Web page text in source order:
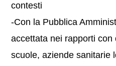
contesti
-Con la Pubblica
accettata nei rapporti
scuole, aziende sanitarie